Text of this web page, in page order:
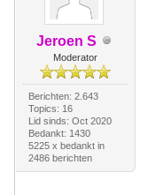
Jeroen S
Moderator
Berichten: 2.643
Topics: 16
Lid sinds: Oct 2020
Bedankt: 1430
5225 x bedankt in
2486 berichten